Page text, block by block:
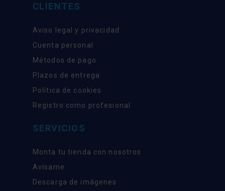
CLIENTES
Aviso legal y privacidad
Cuenta personal
Métodos de pago
Plazos de entrega
Política de cookies
Registro como profesional
SERVICIOS
Monta tu tienda con nosotros
Avísame
Descarga de imágenes